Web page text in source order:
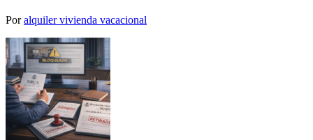
Poralquiler vivienda vacacional